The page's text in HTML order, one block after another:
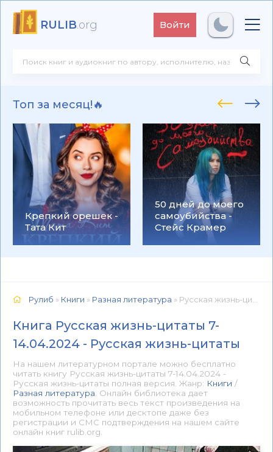
RULIB.org Войти
Топ за месяц!🔥
Крепкий орешек -
Тата Кит
50 дней до моего
самоубийства -
Стейс Крамер
Рулиб » Книги » Разная литература » Русская жизнь-цитаты 7-14.04.2024 - Русская жизнь-цитаты 📕 - Книга онлайн бесплатно
Книга Русская жизнь-цитаты 7-
14.04.2024 - Русская жизнь-цитаты
На нашем литературном портале можно бесплатно
читать книгу Русская жизнь-цитаты 7-14.04.2024 -
Русская жизнь-цитаты полная версия. Жанр: Книги /
Разная литература . Онлайн библиотека дает
возможность прочитать весь текст произведения на
мобильном телефоне или десктопе даже без
регистрации и СМС подтверждения на нашем сайте
онлайн книг rulib.org.